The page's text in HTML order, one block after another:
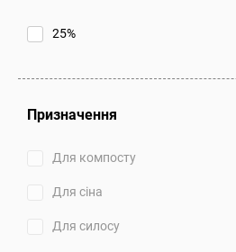
25%
Призначення
Для компосту
Для сіна
Для силосу